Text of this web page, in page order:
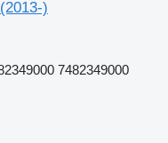
)
7482349000